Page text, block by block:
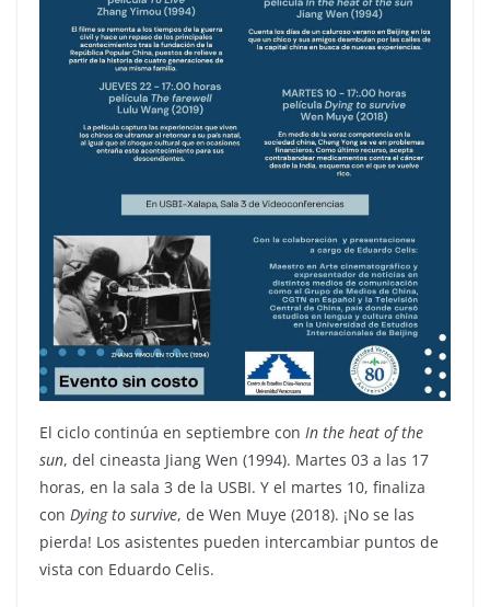
El ciclo continúa en septiembre con In the heat of the
sun, del cineasta Jiang Wen (1994). Martes 03 a las 17
horas, en la sala 3 de la USBI. Y el martes 10, finaliza
con Dying to survive, de Wen Muye (2018). ¡No se las
pierda! Los asistentes pueden intercambiar puntos de
vista con Eduardo Celis.